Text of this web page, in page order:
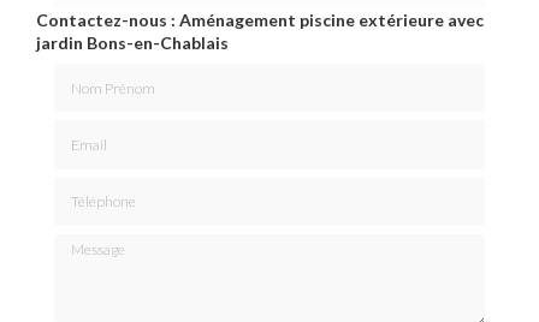
Contactez-nous : Aménagement piscine extérieure avec
jardin Bons-en-Chablais
Message